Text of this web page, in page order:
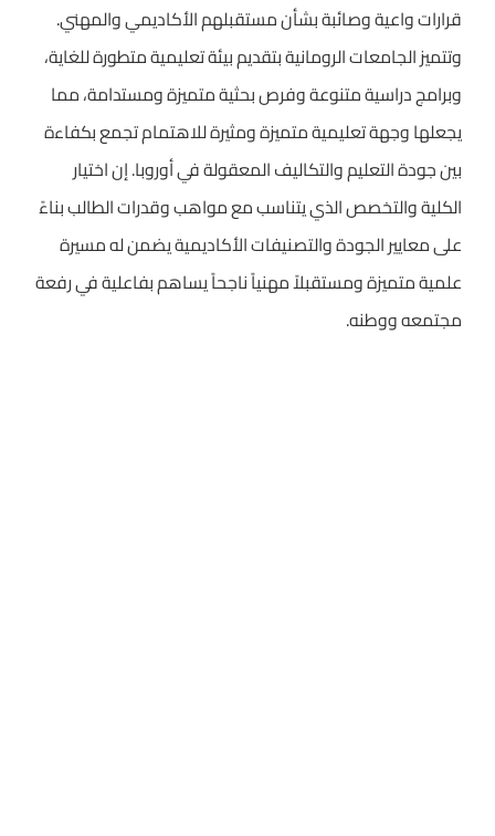
قرارات واعية وصائبة بشأن مستقبلهم الأكاديمي والمهني.
وتتميز الجامعات الرومانية بتقديم بيئة تعليمية متطورة للغاية،
وبرامج دراسية متنوعة وفرص بحثية متميزة ومستدامة، مما
يجعلها وجهة تعليمية متميزة ومثيرة للاهتمام تجمع بكفاءة
بين جودة التعليم والتكاليف المعقولة في أوروبا. إن اختيار
الكلية والتخصص الذي يتناسب مع مواهب وقدرات الطالب بناءً
على معايير الجودة والتصنيفات الأكاديمية يضمن له مسيرة
علمية متميزة ومستقبلاً مهنياً ناجحاً يساهم بفاعلية في رفعة
مجتمعه ووطنه.